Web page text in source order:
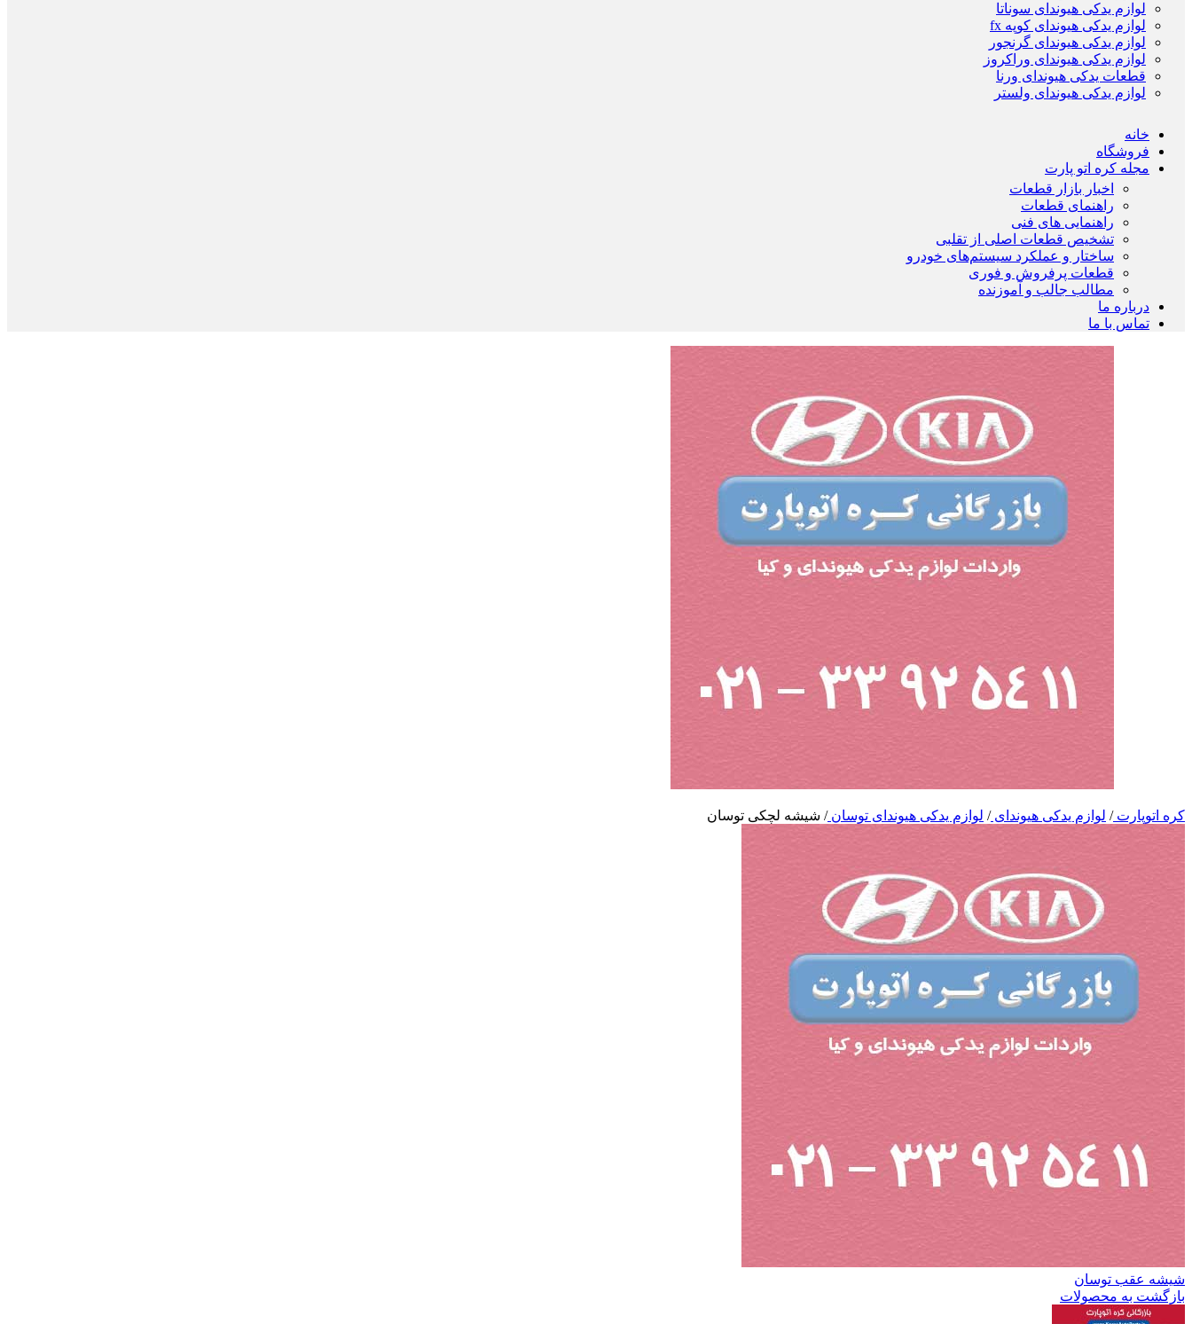
لوازم یدکی هیوندای سوناتا
لوازم یدکی هیوندای کوپه fx
لوازم یدکی هیوندای گرنجور
لوازم یدکی هیوندای وراکروز
قطعات یدکی هیوندای ورنا
لوازم یدکی هیوندای ولستر
خانه
فروشگاه
مجله کره اتو پارت
اخبار بازار قطعات
راهنمای قطعات
راهنمایی های فنی
تشخیص قطعات اصلی از تقلبی
ساختار و عملکرد سیستم‌های خودرو
قطعات پرفروش و فوری
مطالب جالب و آموزنده
درباره ما
تماس با ما
کره اتوپارت/ لوازم یدکی هیوندای/ لوازم یدکی هیوندای توسان/ شیشه لچکی توسان
شیشه عقب توسان
بازگشت به محصولات